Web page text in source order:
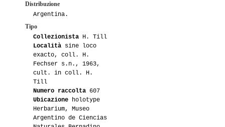
Distribuzione
Argentina.
Tipo
Collezionista H. Till
Località sine loco
exacto, coll. H.
Fechser s.n., 1963,
cult. in coll. H.
Till
Numero raccolta 607
Ubicazione holotype
Herbarium, Museo
Argentino de Ciencias